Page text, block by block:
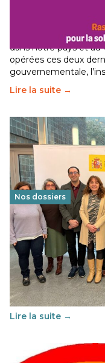
Le secteur
dans notre pays et
opérées ces deux
gouvernementale,
Lire la suite →
Nos dossiers
Éducation au
franco-espagnol
29 juin 2026-National
Cette année, l'UNSA
soutenu par l'union
au vivre-ensemble :
Lire la suite →